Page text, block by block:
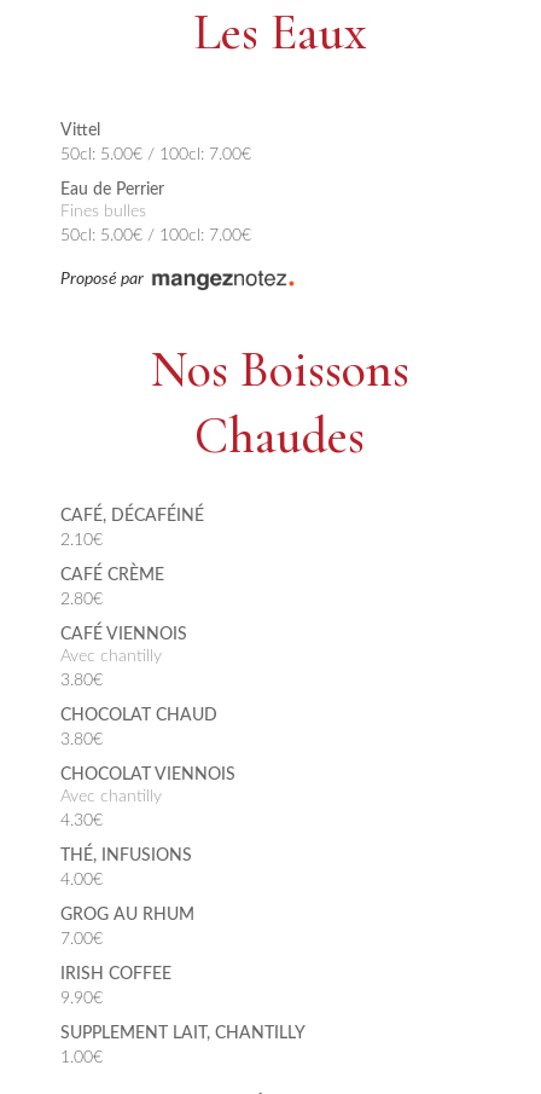
Les Eaux
Vittel
50cl: 5.00€ / 100cl: 7.00€
Eau de Perrier
Fines bulles
50cl: 5.00€ / 100cl: 7.00€
Proposé par
Nos Boissons
Chaudes
CAFÉ, DÉCAFÉINÉ
2.10€
CAFÉ CRÈME
2.80€
CAFÉ VIENNOIS
avec chantilly
3.80€
CHOCOLAT CHAUD
3.80€
CHOCOLAT VIENNOIS
avec chantilly
4.30€
THÉ, INFUSIONS
4.00€
GROG AU RHUM
7.00€
IRISH COFFEE
9.90€
SUPPLEMENT LAIT, CHANTILLY
1.00€